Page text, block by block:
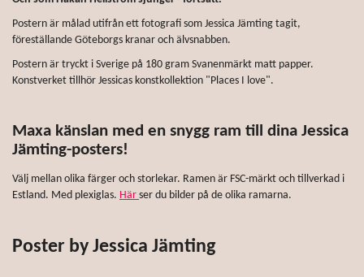
Postern är målad utifrån ett fotografi som Jessica Jämting tagit,
föreställande Göteborgs kranar och älvsnabben.
Postern är tryckt i Sverige på 180 gram Svanenmärkt matt papper.
Konstverket tillhör Jessicas konstkollektion "Places I love".
Maxa känslan med en snygg ram till dina Jessica
Jämting-posters!
Välj mellan olika färger och storlekar. Ramen är FSC-märkt och tillverkad i
Estland. Med plexiglas. Här ser du bilder på de olika ramarna.
Poster by Jessica Jämting